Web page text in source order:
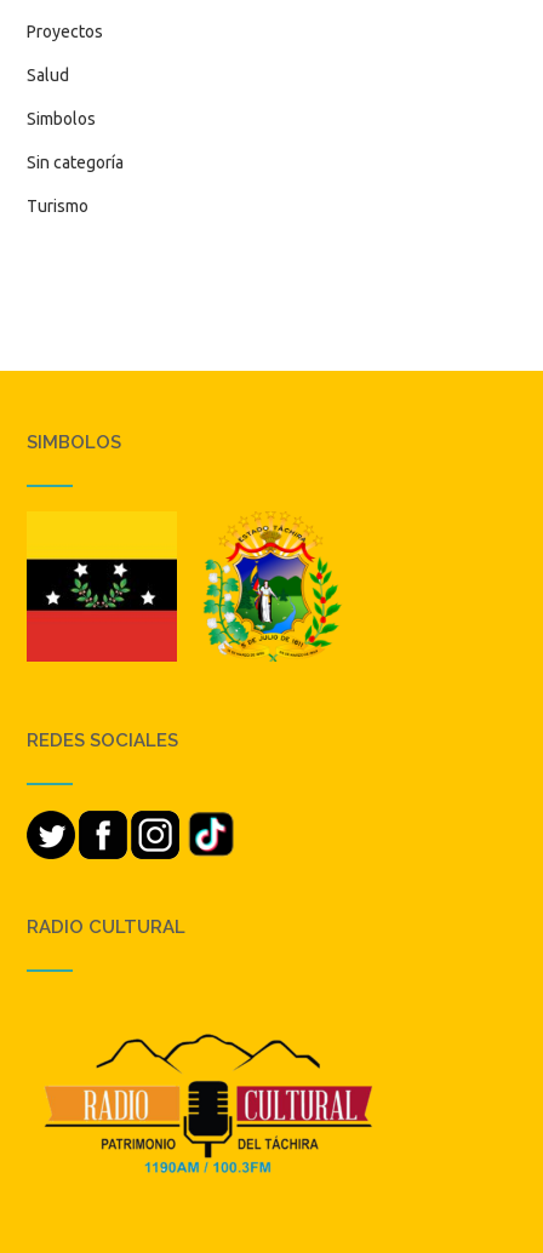
Proyectos
Salud
Simbolos
Sin categoría
Turismo
SIMBOLOS
REDES SOCIALES
RADIO CULTURAL